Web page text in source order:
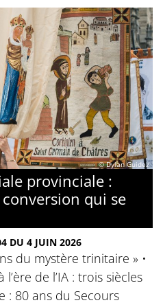
© Dylan Guidez
provinciale :
qui se
DU 4 JUIN 2026
du mystère trinitaire » •
de l’IA : trois siècles
: 80 ans du Secours